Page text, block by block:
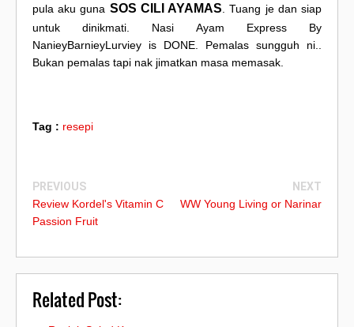
pula aku guna SOS CILI AYAMAS . Tuang je dan siap
untuk dinikmati. Nasi Ayam Express By
NanieyBarnieyLurviey is DONE. Pemalas sungguh ni..
Bukan pemalas tapi nak jimatkan masa memasak.
Tag : resepi
PREVIOUS
Review Kordel's Vitamin C
Passion Fruit
NEXT
WW Young Living or Narinar
Related Post: